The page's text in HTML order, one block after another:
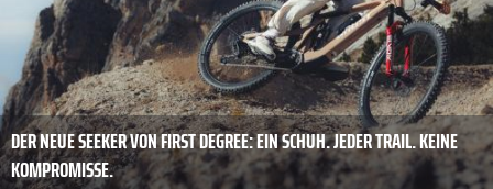
DER NEUE SEEKER VON FIRST DEGREE: EIN SCHUH. JEDER TRAIL. KEINE
KOMPROMISSE.